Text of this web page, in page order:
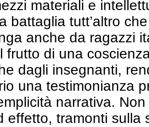
materiali e
battaglia tutt’altro
anche da ragazzi
frutto di una
dagli insegnanti,
una testimonianza
narrativa.
effetto, tramonti sulla